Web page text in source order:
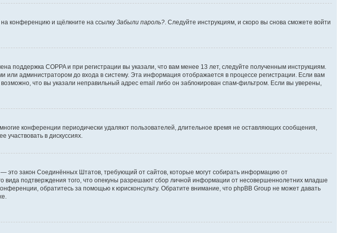
на конференцию и щёлкните на ссылку Забыли пароль? . Следуйте инструкциям, и скоро вы снова сможете войти
поддержка COPPA и при регистрации вы указали, что вам менее 13 лет, следуйте полученным инструкциям.
администратором до входа в систему. Эта информация отображается в процессе регистрации. Если вам
что вы указали неправильный адрес email либо он заблокирован спам-фильтром. Если вы уверены,
конференции периодически удаляют пользователей, длительное время не оставляющих сообщения,
в дискуссиях.
это закон Соединённых Штатов, требующий от сайтов, которые могут собирать информацию от
подтверждения того, что опекуны разрешают сбор личной информации от несовершеннолетних младше
обратитесь за помощью к юрисконсульту. Обратите внимание, что phpBB Group не может давать